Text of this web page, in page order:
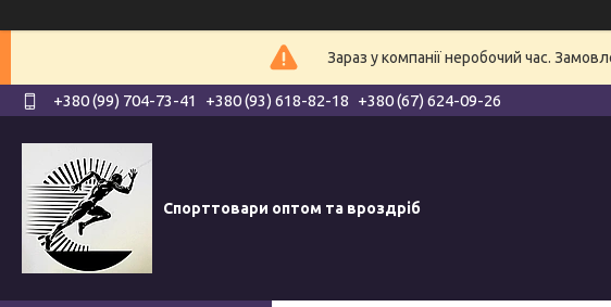
Зараз у компанії неробочий час.
+380 (99) 704-73-41 +380 (93) 618-82-18 +380 (67) 624-09-26
Спорттовари оптом та вроздріб